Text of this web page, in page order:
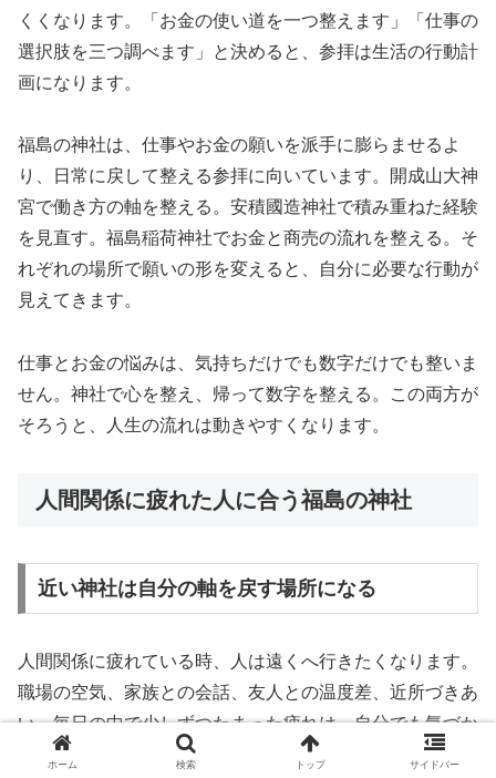
くくなります。「お金の使い道を一つ整えます」「仕事の
選択肢を三つ調べます」と決めると、参拝は生活の行動計
画になります。
福島の神社は、仕事やお金の願いを派手に膨らませるよ
り、日常に戻して整える参拝に向いています。開成山大神
宮で働き方の軸を整える。安積國造神社で積み重ねた経験
を見直す。福島稲荷神社でお金と商売の流れを整える。そ
れぞれの場所で願いの形を変えると、自分に必要な行動が
見えてきます。
仕事とお金の悩みは、気持ちだけでも数字だけでも整いま
せん。神社で心を整え、帰って数字を整える。この両方が
そろうと、人生の流れは動きやすくなります。
人間関係に疲れた人に合う福島の神社
近い神社は自分の軸を戻す場所になる
人間関係に疲れている時、人は遠くへ行きたくなります。
職場の空気、家族との会話、友人との温度差、近所づきあ
い。毎日の中で少しずつたまった疲れは、自分でも気づか
ないうちに心を重くします。そんな時、遠い場所へ向かう
ホーム 検索 トップ サイドバー